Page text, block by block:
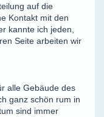
auf die
Kontakt mit den
kannte ich jeden,
Seite arbeiten wir
alle Gebäude des
ganz schön rum in
sind immer